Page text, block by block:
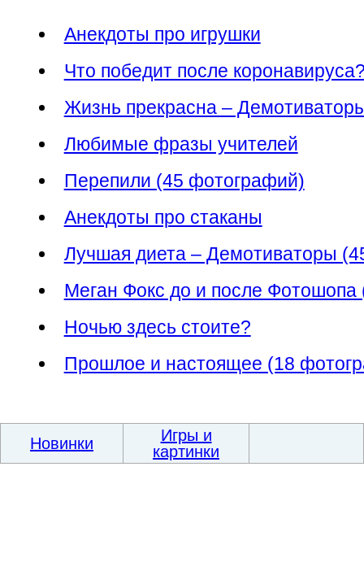
Анекдоты про игрушки
Что победит после
Жизнь прекрасна –
Любимые фразы учителей
Перепили (45 фотографий)
Анекдоты про стаканы
Лучшая диета – Демотиваторы
Меган Фокс до и после
Ночью здесь стоите?
Прошлое и настоящее (18
Новинки
Игры и
картинки